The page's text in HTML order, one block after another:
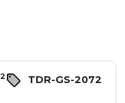
2
TDR-GS-2072